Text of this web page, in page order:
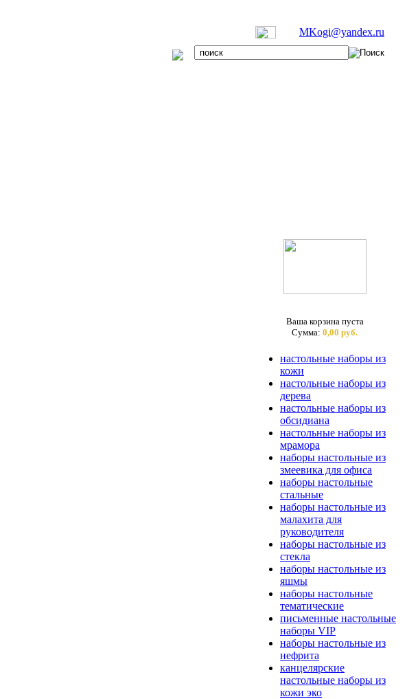
MKogi@yandex.ru
Ваша корзина пуста
Сумма: 0,00 руб.
настольные наборы из
кожи
настольные наборы из
дерева
настольные наборы из
обсидиана
настольные наборы из
мрамора
наборы настольные из
змеевика для офиса
наборы настольные
стальные
наборы настольные из
малахита для
руководителя
наборы настольные из
стекла
наборы настольные из
яшмы
наборы настольные
тематические
письменные настольные
наборы VIP
наборы настольные из
нефрита
канцелярские
настольные наборы из
кожи эко